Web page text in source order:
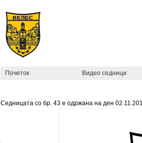
Почеток Видео седници
Седницата со бр. 43е одржана на ден